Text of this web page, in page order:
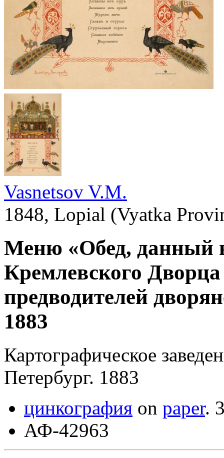
Vasnetsov V.M.
1848, Lopial (Vyatka
Меню «Обед, данный
Кремлевского
предводителей
1883
Картографическое
Петербург. 1883
цинкография on paper.
АФ-42963